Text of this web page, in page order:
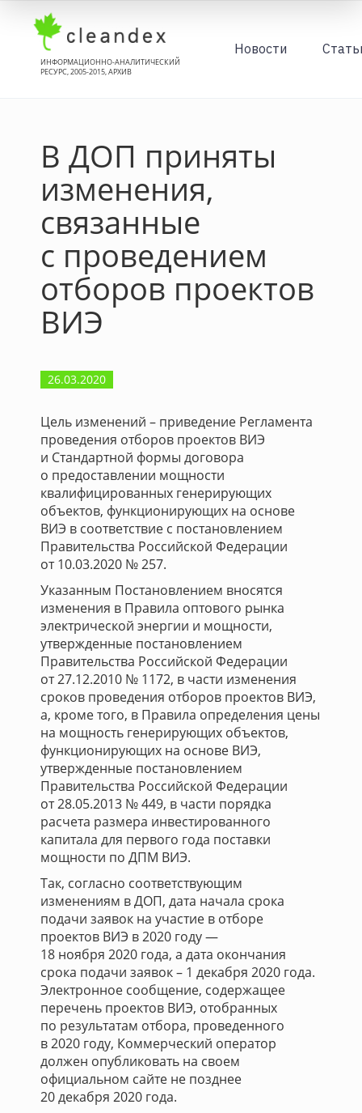
ИНФОРМАЦИОННО-АНАЛИТИЧЕСКИЙ
РЕСУРС, 2005-2015, АРХИВ
Новости
В ДОП приняты
изменения,
связанные
с проведением
отборов проектов
ВИЭ
26.03.2020
Цель изменений – приведение Регламента
проведения отборов проектов ВИЭ
и Стандартной формы договора
о предоставлении мощности
квалифицированных генерирующих
объектов, функционирующих на основе
ВИЭ в соответствие с постановлением
Правительства Российской Федерации
от 10.03.2020 № 257.
Указанным Постановлением вносятся
изменения в Правила оптового рынка
электрической энергии и мощности,
утвержденные постановлением
Правительства Российской Федерации
от 27.12.2010 № 1172, в части изменения
сроков проведения отборов проектов ВИЭ,
а, кроме того, в Правила определения цены
на мощность генерирующих объектов,
функционирующих на основе ВИЭ,
утвержденные постановлением
Правительства Российской Федерации
от 28.05.2013 № 449, в части порядка
расчета размера инвестированного
капитала для первого года поставки
мощности по ДПМ ВИЭ.
Так, согласно соответствующим
изменениям в ДОП, дата начала срока
подачи заявок на участие в отборе
проектов ВИЭ в 2020 году —
18 ноября 2020 года, а дата окончания
срока подачи заявок – 1 декабря 2020 года.
Электронное сообщение, содержащее
перечень проектов ВИЭ, отобранных
по результатам отбора, проведенного
в 2020 году, Коммерческий оператор
должен опубликовать на своем
официальном сайте не позднее
20 декабря 2020 года.